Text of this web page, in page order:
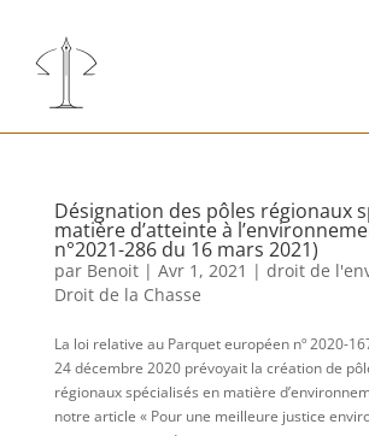
Désignation des pôles régionaux
matière d’atteinte à
n°2021-286 du 16 mars 2021)
par Benoit| Avr 1, 2021 | droit de
Droit de la Chasse
La loi relative au Parquet européen nº 2020-
24 décembre 2020 prévoyait la création de
régionaux spécialisés en matière
notre article « Pour une meilleure justice